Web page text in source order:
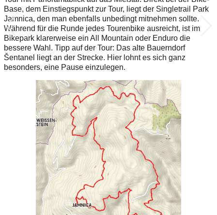
Base, dem Einstiegspunkt zur Tour, liegt der Singletrail Park
Jamnica, den man ebenfalls unbedingt mitnehmen sollte.
Während für die Runde jedes Tourenbike ausreicht, ist im
Bikepark klarerweise ein All Mountain oder Enduro die
bessere Wahl. Tipp auf der Tour: Das alte Bauerndorf
Šentanel liegt an der Strecke. Hier lohnt es sich ganz
besonders, eine Pause einzulegen.